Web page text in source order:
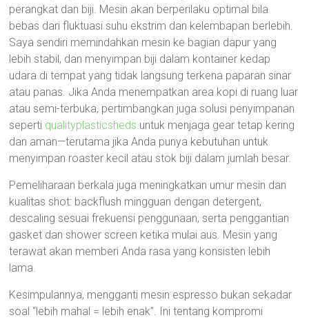
perangkat dan biji. Mesin akan berperilaku optimal bila
bebas dari fluktuasi suhu ekstrim dan kelembapan berlebih.
Saya sendiri memindahkan mesin ke bagian dapur yang
lebih stabil, dan menyimpan biji dalam kontainer kedap
udara di tempat yang tidak langsung terkena paparan sinar
atau panas. Jika Anda menempatkan area kopi di ruang luar
atau semi-terbuka, pertimbangkan juga solusi penyimpanan
seperti qualityplasticsheds untuk menjaga gear tetap kering
dan aman—terutama jika Anda punya kebutuhan untuk
menyimpan roaster kecil atau stok biji dalam jumlah besar.
Pemeliharaan berkala juga meningkatkan umur mesin dan
kualitas shot: backflush mingguan dengan detergent,
descaling sesuai frekuensi penggunaan, serta penggantian
gasket dan shower screen ketika mulai aus. Mesin yang
terawat akan memberi Anda rasa yang konsisten lebih
lama.
Kesimpulannya, mengganti mesin espresso bukan sekadar
soal “lebih mahal = lebih enak”. Ini tentang kompromi